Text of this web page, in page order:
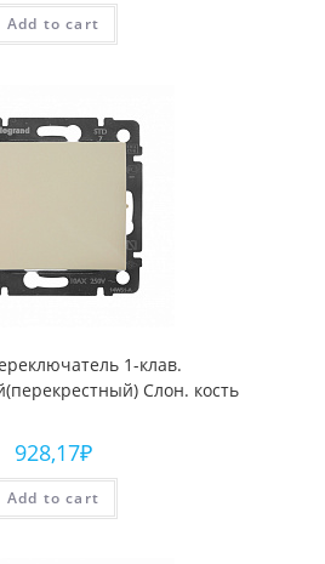
Add to cart
1-клав.
Слон. кость
928,17₽
Add to cart